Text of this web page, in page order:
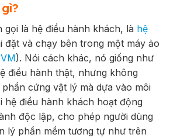
gọi là hệ điều hành khách, là hệ
đặt và chạy bên trong một máy ảo
). Nói cách khác, nó giống như
điều hành thật, nhưng không
cứng vật lý mà dựa vào môi
hệ điều hành khách hoạt động
độc lập, cho phép người dùng
lý phần mềm tương tự như trên